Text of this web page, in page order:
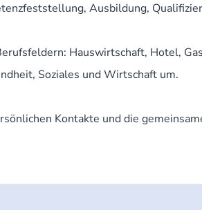
Ausbildung,
Hauswirtschaft, Hotel,
Soziales und Wirtschaft um.
Kontakte und die